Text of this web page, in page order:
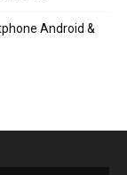
Android &